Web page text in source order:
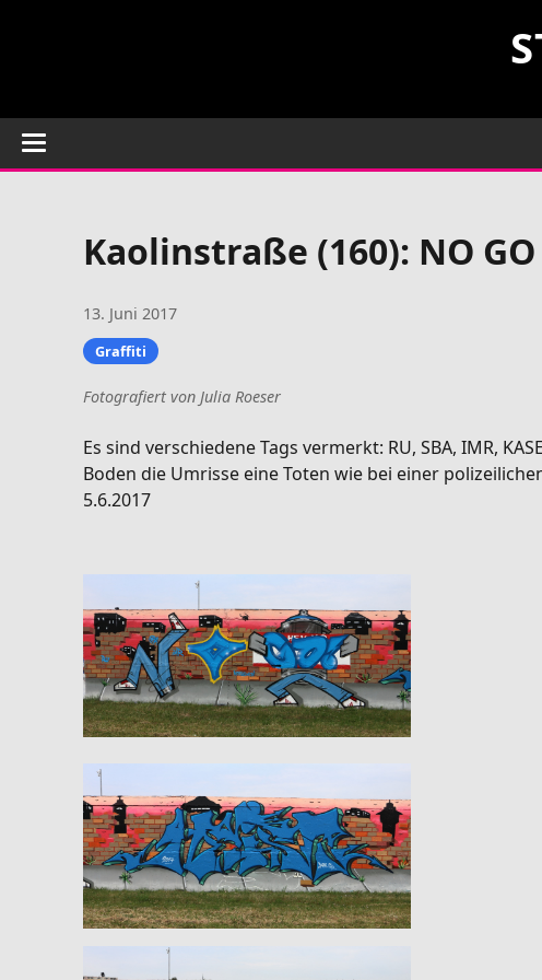
Kaolinstraße (160): NO
13. Juni 2017
Graffiti
Fotografiert von Julia Roeser
Es sind verschiedene Tags vermerkt: RU, SBA, IMR,
Boden die Umrisse eine Toten wie bei einer
5.6.2017